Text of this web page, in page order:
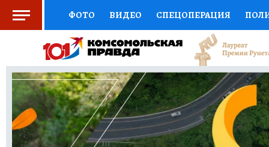
ФОТО ВИДЕО СПЕЦОПЕРАЦИЯ
СОЦПОДДЕРЖКА НАУКА СПОРТ
ВЫБОР ЭКСПЕРТОВ ДОКТОР
КНИЖНАЯ ПОЛКА ПРОГНОЗЫ НА СПОРТ
ПРЕСС-ЦЕНТР НЕДВИЖИМОСТЬ